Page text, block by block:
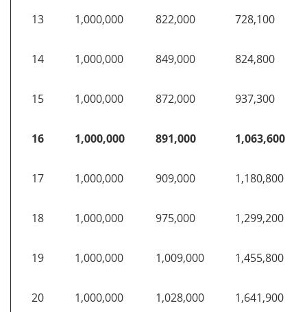
13 1,000,000 822,000 728,100
14 1,000,000 849,000 824,800
15 1,000,000 872,000 937,300
16 1,000,000 891,000 1,063,600
17 1,000,000 909,000 1,180,800
18 1,000,000 975,000 1,299,200
19 1,000,000 1,009,000 1,455,800
20 1,000,000 1,028,000 1,641,900